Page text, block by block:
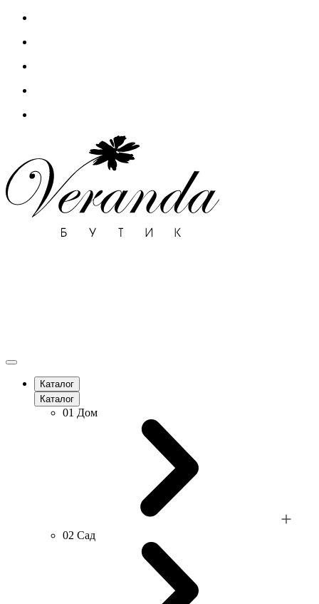
Каталог
Каталог
01 Дом
02 Сад